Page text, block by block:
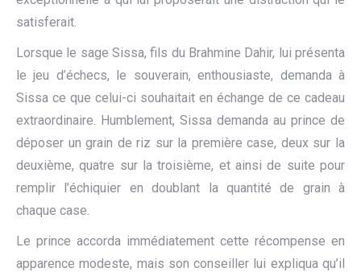
satisferait.
Lorsque le sage Sissa, fils du Brahmine Dahir, lui présenta
le jeu d’échecs, le souverain, enthousiaste, demanda à
Sissa ce que celui-ci souhaitait en échange de ce cadeau
extraordinaire. Humblement, Sissa demanda au prince de
déposer un grain de riz sur la première case, deux sur la
deuxième, quatre sur la troisième, et ainsi de suite pour
remplir l’échiquier en doublant la quantité de grain à
chaque case.
Le prince accorda immédiatement cette récompense en
apparence modeste, mais son conseiller lui expliqua qu’il